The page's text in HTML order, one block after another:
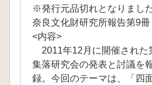
※発行元品切れとなりまし
奈良文化財研究所報告第9冊
<内容>
2011年12月に開催された
集落研究会の発表と討議を
録。今回のテーマは、「四